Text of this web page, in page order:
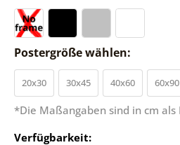
Postergröße wählen:
20x30 30x45 40x60 60x90
*Die Maßangaben sind in cm als
Verfügbarkeit: